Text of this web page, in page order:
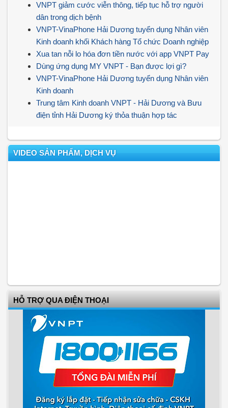
VNPT giảm cước viễn thông, tiếp tục hỗ trợ người
dân trong dịch bệnh
VNPT-VinaPhone Hải Dương tuyển dụng Nhân viên
Kinh doanh khối Khách hàng Tổ chức Doanh nghiệp
Xua tan nỗi lo hóa đơn tiền nước với app VNPT Pay
Dùng ứng dụng MY VNPT - Bạn được lợi gì?
VNPT-VinaPhone Hải Dương tuyển dụng Nhân viên
Kinh doanh
Trung tâm Kinh doanh VNPT - Hải Dương và Bưu
điện tỉnh Hải Dương ký thỏa thuận hợp tác
VIDEO SẢN PHẨM, DỊCH VỤ
HỖ TRỢ QUA ĐIỆN THOẠI